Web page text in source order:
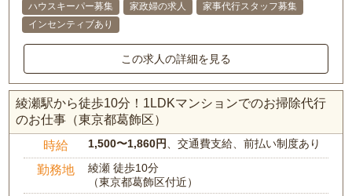
ハウスキーパー募集
家政婦の求人
家事代行スタッフ募集
インセンティブあり
この求人の詳細を見る
綾瀬駅から徒歩10分！1LDKマンションでのお掃除代行
のお仕事（東京都葛飾区）
時給 1,500〜1,860円、交通費支給、前払い制度あり
勤務地
綾瀬 徒歩10分
（東京都葛飾区付近）